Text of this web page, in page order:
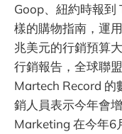
Goop、紐約時報到
樣的購物指南，運
兆美元的行銷預算
行銷報告，全球聯
Martech Record 的
銷人員表示今年會
Marketing 在今年6